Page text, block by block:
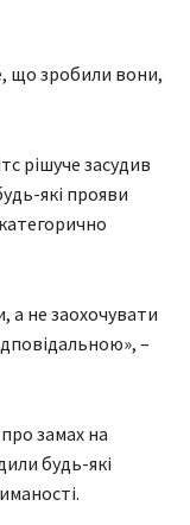
що зробили вони,
рішуче засудив
які прояви
а не заохочувати
–
замах на
будь-які